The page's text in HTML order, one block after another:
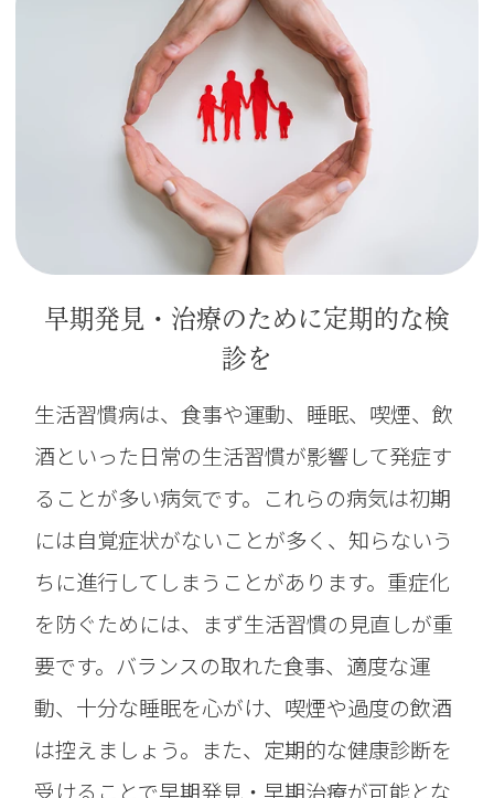
早期発見・治療のために定期的な検
診を
生活習慣病は、食事や運動、睡眠、喫煙、飲
酒といった日常の生活習慣が影響して発症す
ることが多い病気です。これらの病気は初期
には自覚症状がないことが多く、知らないう
ちに進行してしまうことがあります。重症化
を防ぐためには、まず生活習慣の見直しが重
要です。バランスの取れた食事、適度な運
動、十分な睡眠を心がけ、喫煙や過度の飲酒
は控えましょう。また、定期的な健康診断を
受けることで早期発見・早期治療が可能とな